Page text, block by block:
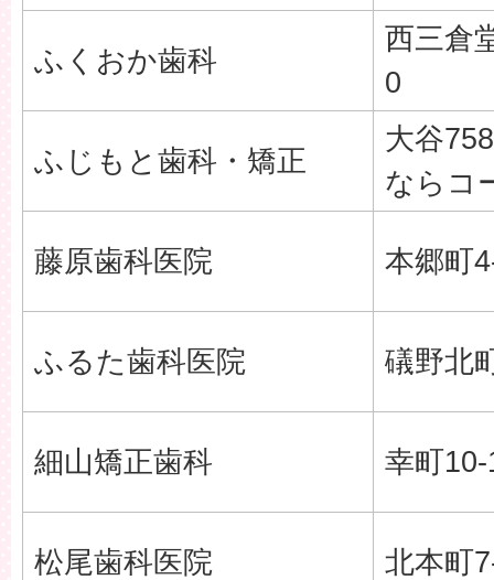
ふくおか歯科
西三倉
0
ふじもと歯科・矯正
大谷
ならコ
藤原歯科医院 本郷町
ふるた歯科医院 礒野北
細山矯正歯科 幸町10-
松尾歯科医院 北本町